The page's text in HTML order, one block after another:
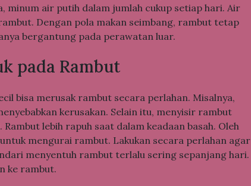
minum air putih dalam jumlah cukup setiap hari. Air
Dengan pola makan seimbang, rambut tetap
bergantung pada perawatan luar.
pada Rambut
bisa merusak rambut secara perlahan. Misalnya,
kerusakan. Selain itu, menyisir rambut
lebih rapuh saat dalam keadaan basah. Oleh
mengurai rambut. Lakukan secara perlahan agar
menyentuh rambut terlalu sering sepanjang hari.
ke rambut.